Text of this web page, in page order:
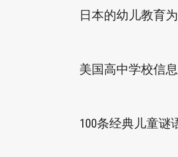
日本的幼儿教育
美国高中学校信
100条经典儿童谜